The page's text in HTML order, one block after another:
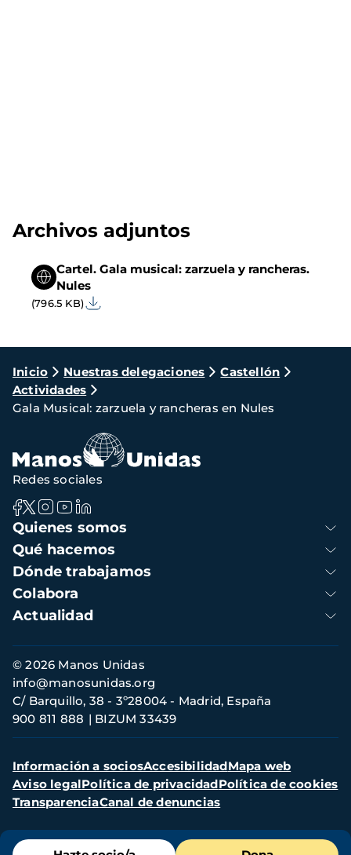
Archivos adjuntos
Cartel. Gala musical: zarzuela y rancheras.
Nules
(796.5 KB)
Ruta
de
navegación
Inicio Nuestras delegaciones
Castellón
Actividades
Gala Musical: zarzuela y rancheras en Nules
Menú
Navegación
principal
Quienes somos
Qué hacemos
Dónde trabajamos
Colabora
Actualidad
Redes sociales
Información
de
contacto
© 2026 Manos Unidas
C/ Barquillo, 38 - 3º28004 - Madrid, España
900 811 888
BIZUM 33439
info@manosunidas.org
Menú
secundario
Información a sociosAccesibilidadMapa web
Aviso legalPolítica de privacidadPolítica de cookies
TransparenciaCanal de denuncias